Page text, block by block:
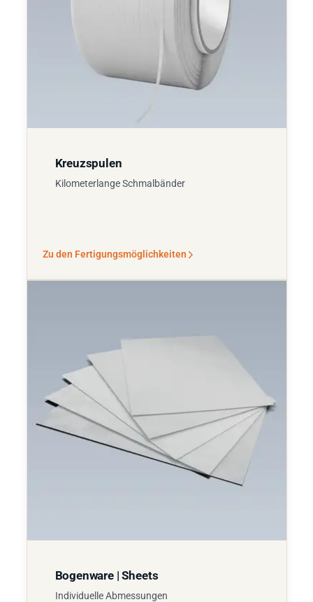
Kreuzspulen
Kilometerlange Schmalbänder
Zu den Fertigungsmöglichkeiten
Bogenware | Sheets
Individuelle Abmessungen